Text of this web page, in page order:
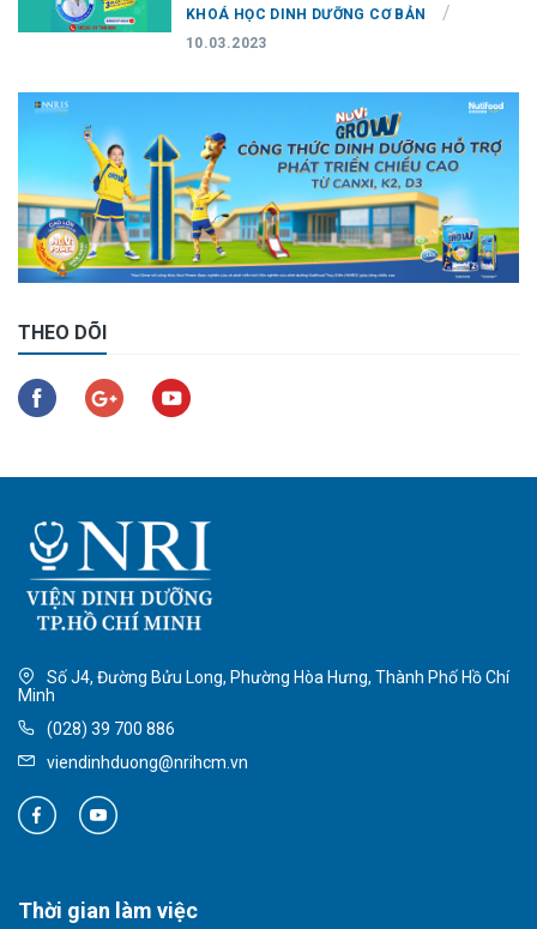
KHOÁ HỌC DINH DƯỠNG CƠ BẢN /
10.03.2023
THEO DÕI
Số J4, Đường Bửu Long, Phường Hòa Hưng, Thành Phố Hồ Chí
Minh
(028) 39 700 886
viendinhduong@nrihcm.vn
Thời gian làm việc